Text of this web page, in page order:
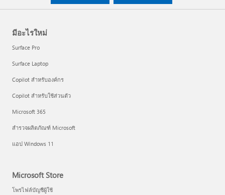
มีอะไรใหม่
Surface Pro
Surface Laptop
Copilot สำหรับองค์กร
Copilot สำหรับใช้ส่วนตัว
Microsoft 365
สำรวจผลิตภัณฑ์ Microsoft
แอป Windows 11
Microsoft Store
โพรไฟล์บัญชีผู้ใช้